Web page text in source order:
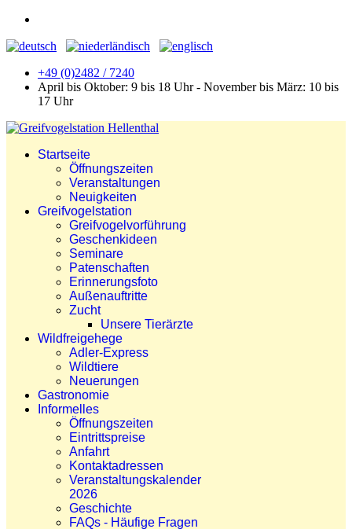
+49 (0)2482 / 7240
April bis Oktober: 9 bis 18 Uhr - November bis März: 10 bis
17 Uhr
Startseite
Öffnungszeiten
Veranstaltungen
Neuigkeiten
Greifvogelstation
Greifvogelvorführung
Geschenkideen
Seminare
Patenschaften
Erinnerungsfoto
Außenauftritte
Zucht
Unsere Tierärzte
Wildfreigehege
Adler-Express
Wildtiere
Neuerungen
Gastronomie
Informelles
Öffnungszeiten
Eintrittspreise
Anfahrt
Kontaktadressen
Veranstaltungskalender
2026
Geschichte
FAQs - Häufige Fragen